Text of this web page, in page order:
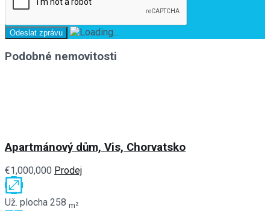
Podobné nemovitosti
Apartmánový dům, Vis, Chorvatsko
€1,000,000 Prodej
Už. plocha 258 m²